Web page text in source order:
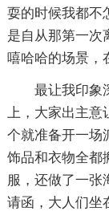
耍的时候我都不
是自从那第一次
嘻哈哈的场景，
最让我印象
上，大家出主
个就准备开一场
饰品和衣物全都
服，还做了一张
请函，大人们坐